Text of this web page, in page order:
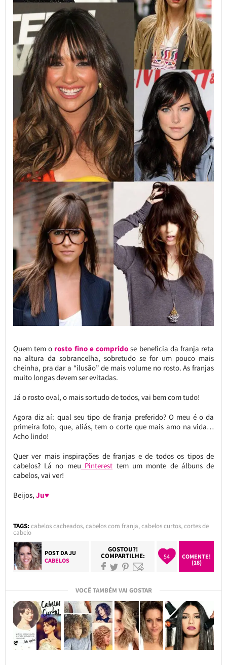
Quem tem o rosto fino e comprido se beneficia da franja reta
na altura da sobrancelha, sobretudo se for um pouco mais
cheinha, pra dar a “ilusão” de mais volume no rosto. As franjas
muito longas devem ser evitadas.
Já o rosto oval, o mais sortudo de todos, vai bem com tudo!
Agora diz aí: qual seu tipo de franja preferido? O meu é o da
primeira foto, que, aliás, tem o corte que mais amo na vida…
Acho lindo!
Quer ver mais inspirações de franjas e de todos os tipos de
cabelos? Lá no meu Pinterest tem um monte de álbuns de
cabelos, vai ver!
Beijos, Ju♥
TAGS: cabelos cacheados,cabelos com franja,cabelos curtos,cortes de
cabelo
POST DAJU
CABELOS
GOSTOU?!
COMPARTILHE: 54
COMENTE!
(18)
VOCÊ TAMBÉM VAI GOSTAR